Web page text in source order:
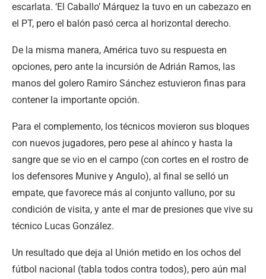
escarlata. ‘El Caballo’ Márquez la tuvo en un cabezazo en
el PT, pero el balón pasó cerca al horizontal derecho.
De la misma manera, América tuvo su respuesta en
opciones, pero ante la incursión de Adrián Ramos, las
manos del golero Ramiro Sánchez estuvieron finas para
contener la importante opción.
Para el complemento, los técnicos movieron sus bloques
con nuevos jugadores, pero pese al ahínco y hasta la
sangre que se vio en el campo (con cortes en el rostro de
los defensores Munive y Angulo), al final se selló un
empate, que favorece más al conjunto valluno, por su
condición de visita, y ante el mar de presiones que vive su
técnico Lucas González.
Un resultado que deja al Unión metido en los ochos del
fútbol nacional (tabla todos contra todos), pero aún mal